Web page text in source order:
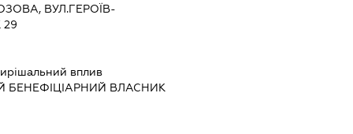
ВУЛ.ГЕРОЇВ-
вплив
БЕНЕФІЦІАРНИЙ ВЛАСНИК